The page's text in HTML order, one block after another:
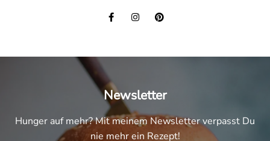
Newsletter
Hunger auf mehr? Mit meinem Newsletter verpasst Du
nie mehr ein Rezept!